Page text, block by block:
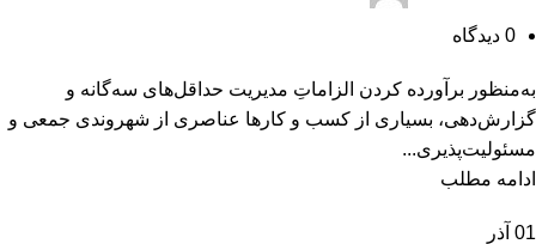
0 دیدگاه
به‌منظور برآورده کردن الزاماتِ مدیریت حداقل‌های سه‌گانه و
گزارش‌دهی، بسیاری از کسب و کارها عناصری از شهروندی جمعی و
مسئولیت‌پذیری...
ادامه مطلب
01 آذر